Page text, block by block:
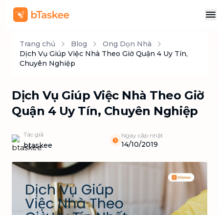
Trang chủ Blog
Ong Dọn Nhà
Dịch Vụ Giúp Việc Nhà Theo Giờ Quận 4 Uy Tín,
Chuyên Nghiệp
Dịch Vụ Giúp Việc Nhà Theo Giờ
Quận 4 Uy Tín, Chuyên Nghiệp
Tác giả
btaskee
Ngày cập nhật
14/10/2019